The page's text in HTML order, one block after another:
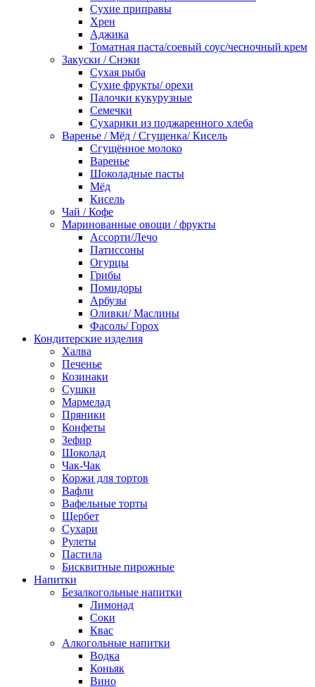
Сухие приправы
Хрен
Аджика
Томатная паста/соевый соус/чесночный крем
Закуски / Снэки
Сухая рыба
Сухие фрукты/ орехи
Палочки кукурузные
Семечки
Сухарики из поджаренного хлеба
Варенье / Мёд / Сгущенка/ Кисель
Сгущённое молоко
Варенье
Шоколадные пасты
Мёд
Кисель
Чай / Кофе
Маринованные овощи / фрукты
Ассорти/Лечо
Патиссоны
Огурцы
Грибы
Помидоры
Арбузы
Оливки/ Маслины
Фасоль/ Горох
Кондитерские изделия
Халва
Печенье
Козинаки
Сушки
Мармелад
Пряники
Конфеты
Зефир
Шоколад
Чак-Чак
Коржи для тортов
Вафли
Вафельные торты
Щербет
Сухари
Рулеты
Пастила
Бисквитные пирожные
Напитки
Безалкогольные напитки
Лимонад
Соки
Квас
Алкогольные напитки
Водка
Коньяк
Вино